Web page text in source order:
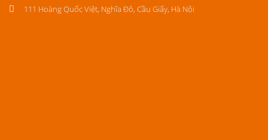
111 Hoàng Quốc Việt, Nghĩa Đô, Cầu Giấy, Hà Nội